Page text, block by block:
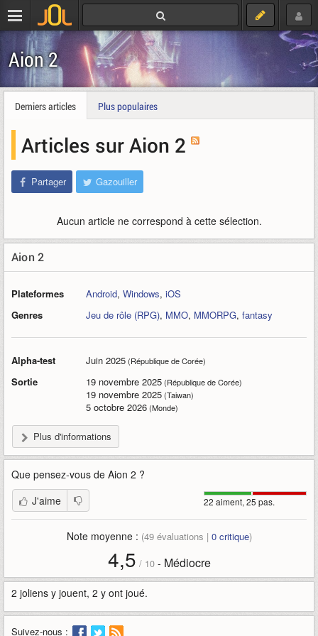
Aion 2
Derniers articles Plus populaires
Articles sur Aion 2
Partager Gazouiller
Aucun article ne correspond à cette sélection.
Aion 2
Plateformes Android, Windows, iOS
Genres
Jeu de rôle (RPG), MMO, MMORPG, fantasy
Alpha-test Juin 2025(République de Corée)
Sortie 19 novembre 2025(République de Corée)
19 novembre 2025(Taiwan)
5 octobre 2026(Monde)
Plus d'informations
Que pensez-vous de Aion 2 ?
22 aiment, 25 pas.
J'aime
Note moyenne : (49évaluations | 0critique)
4,5 / 10- Médiocre
2 joliens y jouent, 2 y ont joué.
Suivez-nous :